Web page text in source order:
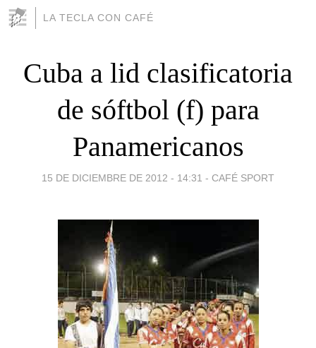
LA TECLA CON CAFÉ
Cuba a lid clasificatoria
de sóftbol (f) para
Panamericanos
15 DE DICIEMBRE DE 2012 - 14:31 - CAFÉ SPORT